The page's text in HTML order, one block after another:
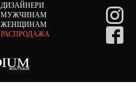
ДИЗАЙНЕРИ
МУЖЧИНАМ
ЖЕНЩИНАМ
РАСПРОДАЖА